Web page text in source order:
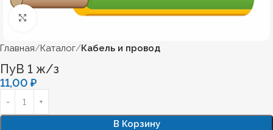
Нажмите, чтобы увеличить
Главная Каталог Кабель и провод
ПуВ 1 ж/з
11,00 ₽
В Корзину